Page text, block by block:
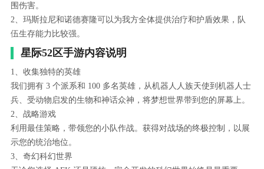
围伤害。
2、玛斯拉尼和诺德赛隆可以为我方全体提供治疗和护盾效果，队
伍生存能力比较强。
星际52区手游内容说明
1、收集独特的英雄
我们拥有 3 个派系和 100 多名英雄，从机器人人族天使到机器人士
兵、受动物启发的生物和神话众神，将梦想世界带到您的屏幕上。
2、战略游戏
利用最佳策略，带领您的小队作战。获得对战场的终极控制，以展
示您的统治地位。
3、奇幻科幻世界